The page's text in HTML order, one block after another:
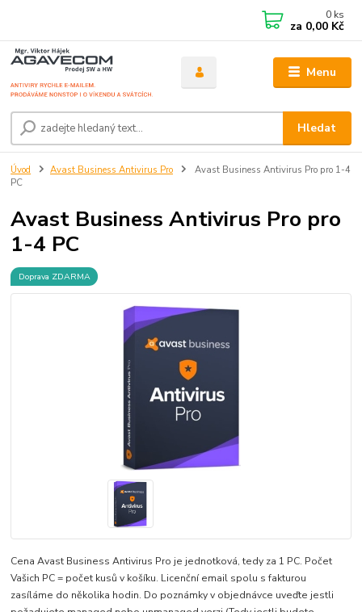
Menu
Hledat
0 ks
za 0,00 Kč
Úvod Avast Business Antivirus Pro
Avast Business Antivirus Pro pro 1-4
PC
Avast Business Antivirus Pro pro
1-4 PC
Doprava ZDARMA
Cena Avast Business Antivirus Pro je jednotková, tedy za 1 PC. Počet
Vašich PC = počet kusů v košíku. Licenční email spolu s fakturou
zasíláme do několika hodin. Do poznámky v objednávce uveďte jestli